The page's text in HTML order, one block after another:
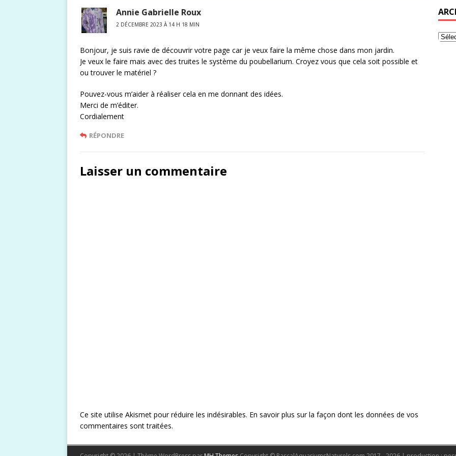
Annie Gabrielle Roux
2 DÉCEMBRE 2023 À 14 H 18 MIN
Bonjour, je suis ravie de découvrir votre page car je veux faire la même chose dans mon jardin.
Je veux le faire mais avec des truites le système du poubellarium. Croyez vous que cela soit possible et
ou trouver le matériel ?
Pouvez-vous m’aider à réaliser cela en me donnant des idées.
Merci de m’éditer.
Cordialement
RÉPONDRE
Laisser un commentaire
Ce site utilise Akismet pour réduire les indésirables. En savoir plus sur la façon dont les données de vos
commentaires sont traitées.